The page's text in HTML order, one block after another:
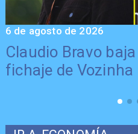
Claudio Bravo
fichaje de Vozinha
6 de agosto de 2026